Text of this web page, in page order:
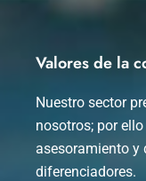
Valores de la
Nuestro sector
nosotros; por
asesoramiento y
diferenciadores.